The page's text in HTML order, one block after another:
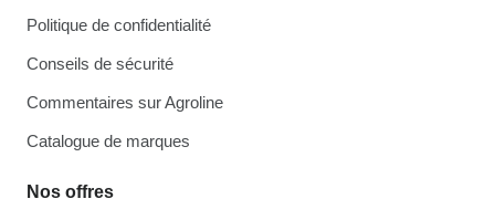
Politique de confidentialité
Conseils de sécurité
Commentaires sur Agroline
Catalogue de marques
Nos offres